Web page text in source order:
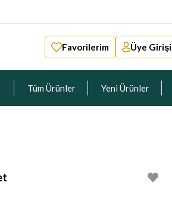
Favorilerim Üye Girişi
Tüm Ürünler Yeni Ürünler